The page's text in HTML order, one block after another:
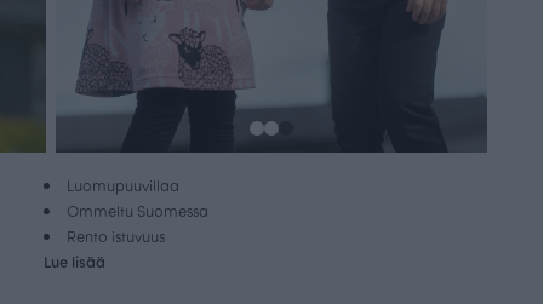
Luomupuuvillaa
Ommeltu Suomessa
Rento istuvuus
Lue lisää